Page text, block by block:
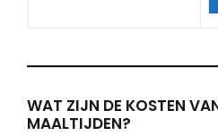
WAT ZIJN DE KOSTEN
MAALTIJDEN?